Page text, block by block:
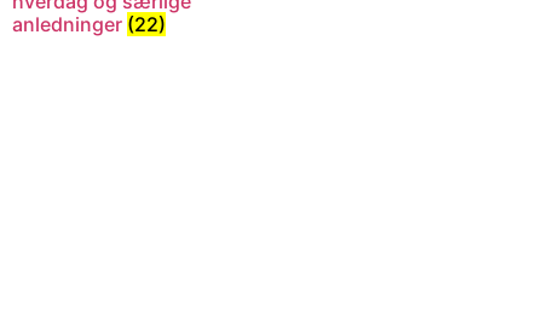
anledninger (22)